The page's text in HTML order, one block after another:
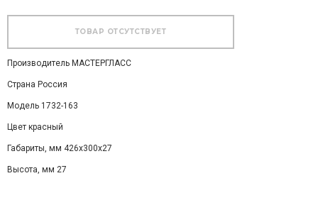
Производитель МАСТЕРГЛАСС
Страна Россия
Модель 1732-163
Цвет красный
Габариты, мм 426х300х27
Высота, мм 27